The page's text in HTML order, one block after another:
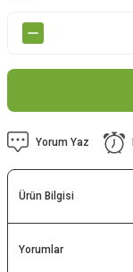
Yorum Yaz
Ürün Bilgisi
Yorumlar